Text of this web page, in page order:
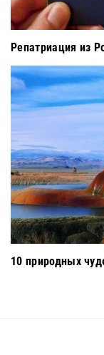
Репатриация из
10 природных